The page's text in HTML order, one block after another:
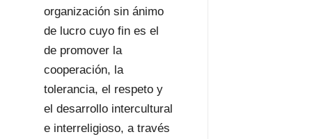
organización sin ánimo
de lucro cuyo fin es el
de promover la
cooperación, la
tolerancia, el respeto y
el desarrollo intercultural
e interreligioso, a través